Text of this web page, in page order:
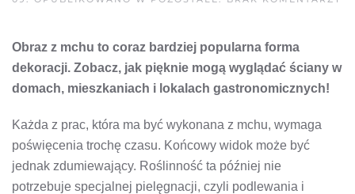
Obraz z mchu to coraz bardziej popularna forma
dekoracji. Zobacz, jak pięknie mogą wyglądać ściany w
domach, mieszkaniach i lokalach gastronomicznych!
Każda z prac, która ma być wykonana z mchu, wymaga
poświęcenia trochę czasu. Końcowy widok może być
jednak zdumiewający. Roślinność ta później nie
potrzebuje specjalnej pielęgnacji, czyli podlewania i